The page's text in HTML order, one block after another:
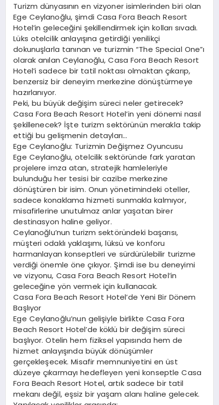
Turizm dünyasının en vizyoner isimlerinden biri olan
Ege Ceylanoğlu, şimdi Casa Fora Beach Resort
Hotel’in geleceğini şekillendirmek için kolları sıvadı.
Lüks otelcilik anlayışına getirdiği yenilikçi
dokunuşlarla tanınan ve turizmin “The Special One”ı
olarak anılan Ceylanoğlu, Casa Fora Beach Resort
Hotel’i sadece bir tatil noktası olmaktan çıkarıp,
benzersiz bir deneyim merkezine dönüştürmeye
hazırlanıyor.
Peki, bu büyük değişim süreci neler getirecek?
Casa Fora Beach Resort Hotel’in yeni dönemi nasıl
şekillenecek? İşte turizm sektörünün merakla takip
ettiği bu gelişmenin detayları…
Ege Ceylanoğlu: Turizmin Değişmez Oyuncusu
Ege Ceylanoğlu, otelcilik sektöründe fark yaratan
projelere imza atan, stratejik hamleleriyle
bulunduğu her tesisi bir cazibe merkezine
dönüştüren bir isim. Onun yönetimindeki oteller,
sadece konaklama hizmeti sunmakla kalmıyor,
misafirlerine unutulmaz anlar yaşatan birer
destinasyon haline geliyor.
Ceylanoğlu’nun turizm sektöründeki başarısı,
müşteri odaklı yaklaşımı, lüksü ve konforu
harmanlayan konseptleri ve sürdürülebilir turizme
verdiği önemle öne çıkıyor. Şimdi ise bu deneyimi
ve vizyonu, Casa Fora Beach Resort Hotel’in
geleceğine yön vermek için kullanacak.
Casa Fora Beach Resort Hotel’de Yeni Bir Dönem
Başlıyor
Ege Ceylanoğlu’nun gelişiyle birlikte Casa Fora
Beach Resort Hotel’de köklü bir değişim süreci
başlıyor. Otelin hem fiziksel yapısında hem de
hizmet anlayışında büyük dönüşümler
gerçekleşecek. Misafir memnuniyetini en üst
düzeye çıkarmayı hedefleyen yeni konseptle Casa
Fora Beach Resort Hotel, artık sadece bir tatil
mekanı değil, eşsiz bir yaşam alanı haline gelecek.